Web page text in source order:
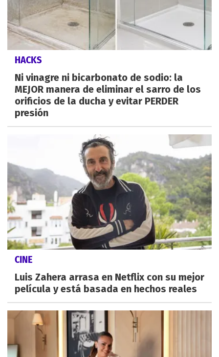
HACKS
Ni vinagre ni bicarbonato de sodio: la
MEJOR manera de eliminar el sarro de los
orificios de la ducha y evitar PERDER
presión
CINE
Luis Zahera arrasa en Netflix con su mejor
película y está basada en hechos reales